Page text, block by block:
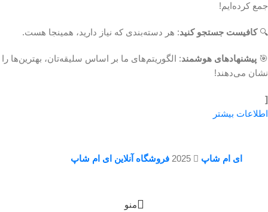
جمع کرده‌ایم!
🔍کافیست جستجو کنید: هر دسته‌بندی که نیاز دارید، همینجا هست.
🎯 پیشنهادهای هوشمند: الگوریتم‌های ما بر اساس سلیقه‌تان، بهترین‌ها را
نشان می‌دهند!
[
اطلاعات بیشتر
ای ام شاپ فروشگاه آنلاین ای ام شاپ
منو